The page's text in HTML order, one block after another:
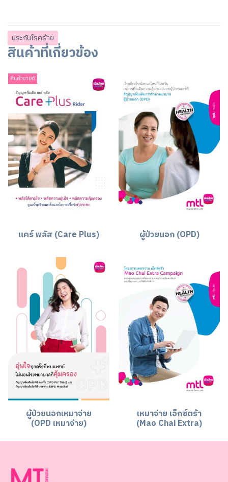
ประกันโรคร้าย
สินค้าที่เกี่ยวข้อง
สินค้าขายดี
แคร์ พลัส (Care Plus) ผู้ป่วยนอก (OPD)
ผู้ป่วยนอกเหมาจ่าย
(OPD เหมาจ่าย)
เหมาจ่าย เอ็กซ์ตร้า
(Mao Chai Extra)